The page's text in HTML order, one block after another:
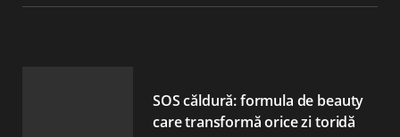
SOS căldură: formula de beauty
care transformă orice zi toridă